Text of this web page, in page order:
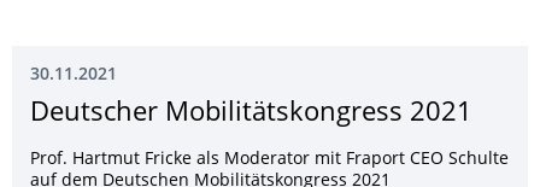
30.11.2021
Deutscher Mobilitätskongress 2021
Prof. Hartmut Fricke als Moderator mit Fraport CEO Schulte
auf dem Deutschen Mobilitätskongress 2021